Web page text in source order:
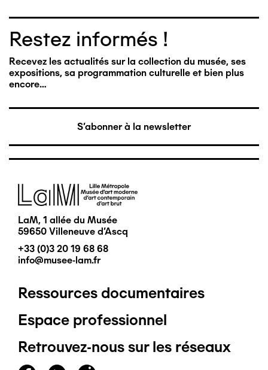
Restez informés !
Recevez les actualités sur la collection du musée, ses
expositions, sa programmation culturelle et bien plus
encore…
S'abonner à la newsletter
Image
LaM, 1 allée du Musée
59650 Villeneuve d'Ascq
+33 (0)3 20 19 68 68
info@musee-lam.fr
Pied
de
page
Ressources documentaires
Espace professionnel
Retrouvez-nous sur les réseaux